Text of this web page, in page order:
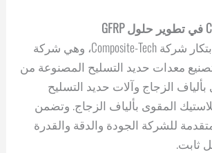
في طليعة هذا الابتكار شركة Composite-Tech، وهي شركة
معدات حديد التسليح المصنوعة من
بألياف الزجاج وآلات حديد التسليح
المقوى بألياف الزجاج. وتضمن
للشركة الجودة والدقة والقدرة
ثابت.